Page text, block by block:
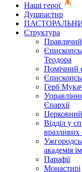
Наші герої
Душпастир
Структура
Теодора
Помічний
Герб
Єпархії
Відділ у
вразливих
академія
Парафії
Монастирі